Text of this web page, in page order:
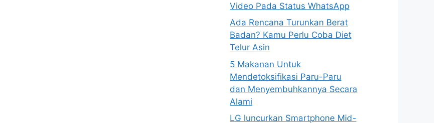
Video Pada Status WhatsApp
Ada Rencana Turunkan Berat
Badan? Kamu Perlu Coba Diet
Telur Asin
5 Makanan Untuk
Mendetoksifikasi Paru-Paru
dan Menyembuhkannya Secara
Alami
LG luncurkan Smartphone Mid-